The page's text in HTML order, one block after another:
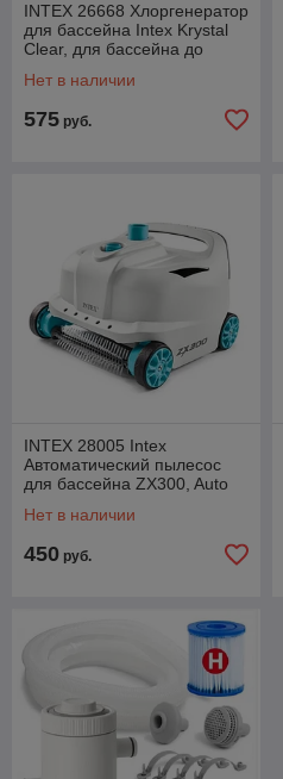
INTEX 26668 Хлоргенератор
для бассейна Intex Krystal
Clear, для бассейна до
Нет в наличии
575 руб.
INTEX 28005 Intex
Автоматический пылесос
для бассейна ZX300, Auto
Нет в наличии
450 руб.